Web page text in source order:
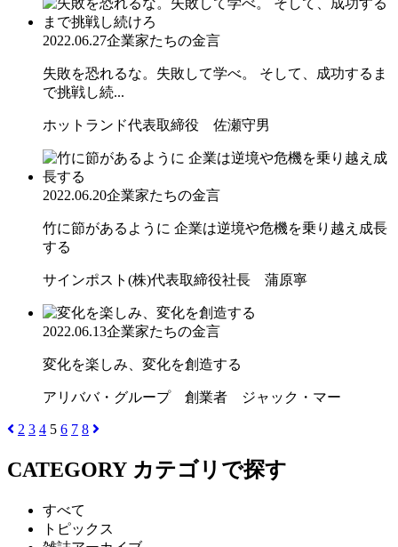
2022.06.27企業家たちの金言
失敗を恐れるな。失敗して学べ。 そして、成功するま
で挑戦し続...
ホットランド代表取締役 佐瀬守男
2022.06.20企業家たちの金言
竹に節があるように 企業は逆境や危機を乗り越え成長
する
サインポスト(株)代表取締役社長 蒲原寧
2022.06.13企業家たちの金言
変化を楽しみ、変化を創造する
アリババ・グループ 創業者 ジャック・マー
2 3 4 5 6 7 8
CATEGORY カテゴリで探す
すべて
トピックス